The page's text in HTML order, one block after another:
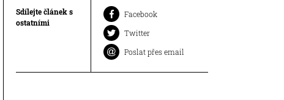
Sdílejte článek s
ostatními
Facebook
Twitter
Poslat přes email